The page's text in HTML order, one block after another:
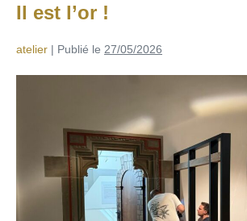
Il est l’or !
atelier | Publié le 27/05/2026